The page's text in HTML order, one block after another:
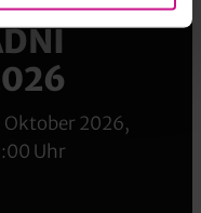
Oktober 2026,
Uhr